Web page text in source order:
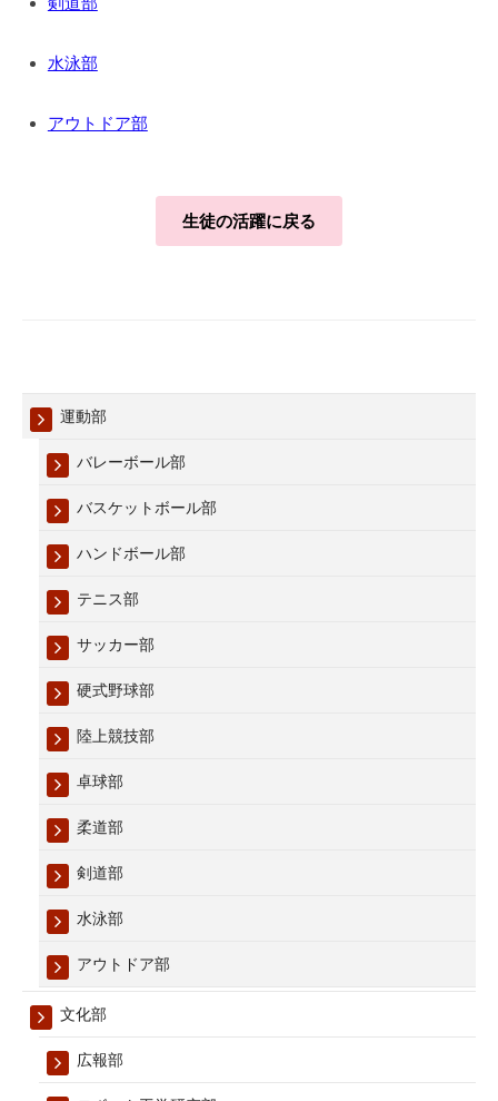
水泳部
アウトドア部
生徒の活躍に戻る
運動部
バレーボール部
バスケットボール部
ハンドボール部
テニス部
サッカー部
硬式野球部
陸上競技部
卓球部
柔道部
剣道部
水泳部
アウトドア部
文化部
広報部